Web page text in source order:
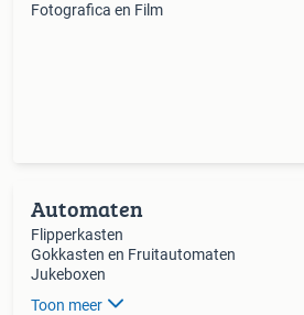
Fotografica en Film
Automaten
Flipperkasten
Gokkasten en Fruitautomaten
Jukeboxen
Toon meer